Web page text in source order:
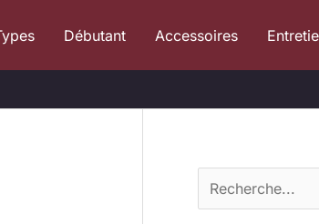
Débutant Accessoires
e
c